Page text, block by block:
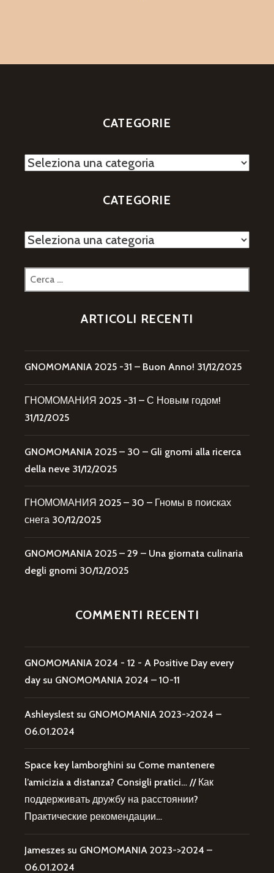
CATEGORIE
Categorie
CATEGORIE
Categorie
Ricerca
per:
ARTICOLI RECENTI
GNOMOMANIA 2025 -31 – Buon Anno! 31/12/2025
ГНОМОМАНИЯ 2025 -31 – С Новым годом!
31/12/2025
GNOMOMANIA 2025 – 30 – Gli gnomi alla ricerca
della neve 31/12/2025
ГНОМОМАНИЯ 2025 – 30 – Гномы в поисках
снега 30/12/2025
GNOMOMANIA 2025 – 29 – Una giornata culinaria
degli gnomi 30/12/2025
COMMENTI RECENTI
GNOMOMANIA 2024 - 12 - A Positive Day every
day su GNOMOMANIA 2024 – 10-11
Ashleyslest su GNOMOMANIA 2023->2024 –
06.01.2024
Space key lamborghini su Come mantenere
l’amicizia a distanza? Consigli pratici… // Как
поддерживать дружбу на расстоянии?
Практические рекомендации…
Jameszes su GNOMOMANIA 2023->2024 –
06.01.2024